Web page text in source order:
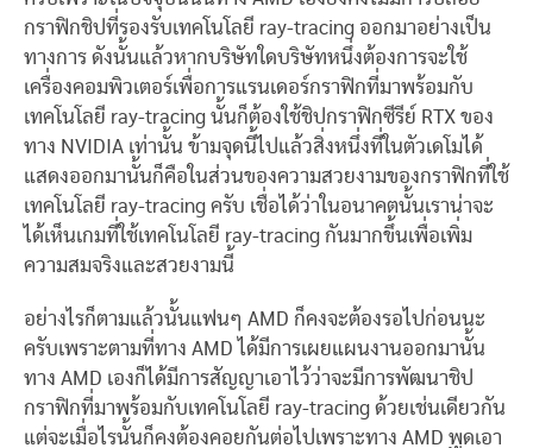
กราฟิกชิปที่รองรับเทคโนโลยี ray-tracing ออกมาอย่างเป็น
ทางการ ดังนั้นแล้วหากบริษัทใดบริษัทหนึ่งต้องการจะใช้
เครื่องคอมพิวเตอร์เพื่อการแรนเดอร์กราฟิกที่มาพร้อมกับ
เทคโนโลยี ray-tracing นั้นก็ต้องใช้ชิปกราฟิกซีรีย์ RTX ของ
ทาง NVIDIA เท่านั้น ข้ามจุดนี้ไปแล้วสิ่งหนึ่งที่ในตัวเดโมได้
แสดงออกมานั้นก็คือในส่วนของความสวยงามของกราฟิกที่ใช้
เทคโนโลยี ray-tracing ครับ เชื่อได้ว่าในอนาคตนั้นเราน่าจะ
ได้เห็นเกมที่ใช้เทคโนโลยี ray-tracing กันมากขึ้นเพื่อเพิ่ม
ความสมจริงและสวยงามนี้
อย่างไรก็ตามแล้วนั้นแฟนๆ AMD ก็คงจะต้องรอไปก่อนนะ
ครับเพราะตามที่ทาง AMD ได้มีการเผยแผนงานออกมานั้น
ทาง AMD เองก็ได้มีการสัญญาเอาไว้ว่าจะมีการพัฒนาชิป
กราฟิกที่มาพร้อมกับเทคโนโลยี ray-tracing ด้วยเช่นเดียวกัน
แต่จะเมื่อไรนั้นก็คงต้องคอยกันต่อไปเพราะทาง AMD พูดเอา